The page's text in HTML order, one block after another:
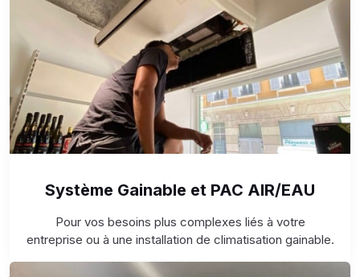
Système Gainable et PAC AIR/EAU
Pour vos besoins plus complexes liés à votre
entreprise ou à une installation de climatisation gainable.